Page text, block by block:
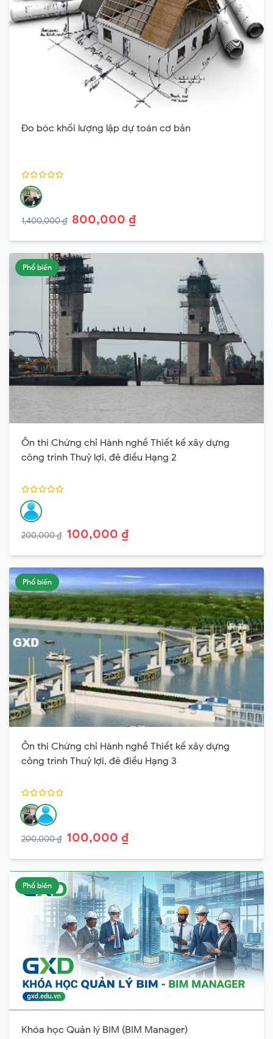
Đo bóc khối lượng lập dự toán cơ bản
1,400,000 ₫ 800,000 ₫
Phổ biến
Ôn thi Chứng chỉ Hành nghề Thiết kế xây dựng
công trình Thuỷ lợi, đê điều Hạng 2
200,000 ₫ 100,000 ₫
Phổ biến
Ôn thi Chứng chỉ Hành nghề Thiết kế xây dựng
công trình Thuỷ lợi, đê điều Hạng 3
200,000 ₫ 100,000 ₫
Phổ biến
Khóa học Quản lý BIM (BIM Manager)